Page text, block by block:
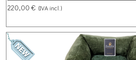
foam
220,00 € (IVA incl.)